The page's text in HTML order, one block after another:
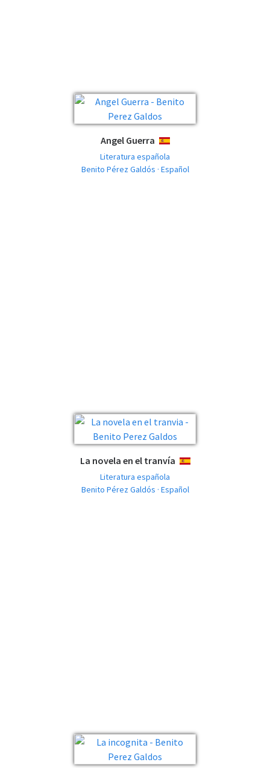
Angel Guerra ESPAÑOL
Literatura española
Benito Pérez Galdós · Español
La novela en el tranvía ESPAÑOL
Literatura española
Benito Pérez Galdós · Español